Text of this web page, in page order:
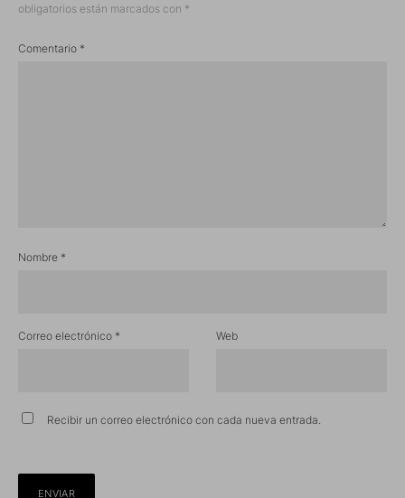
obligatorios están marcados con *
Comentario *
Nombre *
Correo electrónico * Web
Recibir un correo electrónico con cada nueva entrada.